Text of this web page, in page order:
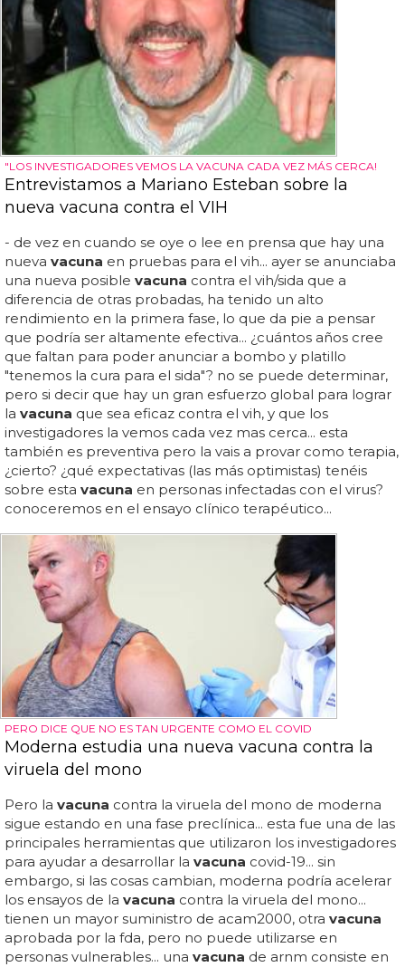
"LOS INVESTIGADORES VEMOS LA VACUNA CADA VEZ MÁS CERCA!
Entrevistamos a Mariano Esteban sobre la
nueva vacuna contra el VIH
- de vez en cuando se oye o lee en prensa que hay una
nueva vacuna en pruebas para el vih... ayer se anunciaba
una nueva posible vacuna contra el vih/sida que a
diferencia de otras probadas, ha tenido un alto
rendimiento en la primera fase, lo que da pie a pensar
que podría ser altamente efectiva... ¿cuántos años cree
que faltan para poder anunciar a bombo y platillo
"tenemos la cura para el sida"? no se puede determinar,
pero si decir que hay un gran esfuerzo global para lograr
la vacuna que sea eficaz contra el vih, y que los
investigadores la vemos cada vez mas cerca... esta
también es preventiva pero la vais a provar como terapia,
¿cierto? ¿qué expectativas (las más optimistas) tenéis
sobre esta vacuna en personas infectadas con el virus?
conoceremos en el ensayo clínico terapéutico...
PERO DICE QUE NO ES TAN URGENTE COMO EL COVID
Moderna estudia una nueva vacuna contra la
viruela del mono
Pero la vacuna contra la viruela del mono de moderna
sigue estando en una fase preclínica... esta fue una de las
principales herramientas que utilizaron los investigadores
para ayudar a desarrollar la vacuna covid-19... sin
embargo, si las cosas cambian, moderna podría acelerar
los ensayos de la vacuna contra la viruela del mono...
tienen un mayor suministro de acam2000, otra vacuna
aprobada por la fda, pero no puede utilizarse en
personas vulnerables... una vacuna de arnm consiste en